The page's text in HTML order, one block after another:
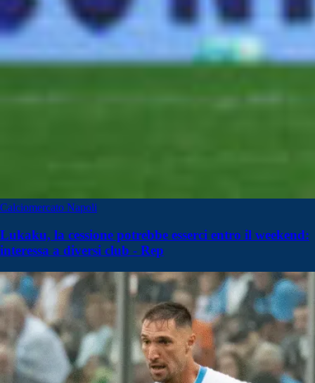
Calciomercato Napoli
Lukaku, la cessione potrebbe esserci entro il weekend:
interessa a diversi club - Rep